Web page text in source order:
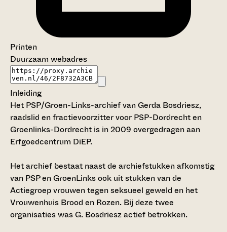
Printen
Duurzaam webadres
Inleiding
Het PSP/Groen-Links-archief van Gerda Bosdriesz,
raadslid en fractievoorzitter voor PSP-Dordrecht en
Groenlinks-Dordrecht is in 2009 overgedragen aan
Erfgoedcentrum DiEP.
Het archief bestaat naast de archiefstukken afkomstig
van PSP en GroenLinks ook uit stukken van de
Actiegroep vrouwen tegen seksueel geweld en het
Vrouwenhuis Brood en Rozen. Bij deze twee
organisaties was G. Bosdriesz actief betrokken.